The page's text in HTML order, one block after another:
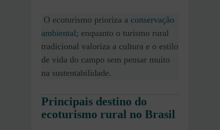
O ecoturismo prioriza a conservação
ambiental; enquanto o turismo rural
tradicional valoriza a cultura e o estilo
de vida do campo sem pensar muito
na sustentabilidade.
Principais destino do
ecoturismo rural no Brasil